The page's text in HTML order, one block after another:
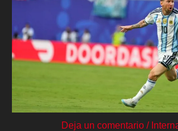
Deja un comentario /